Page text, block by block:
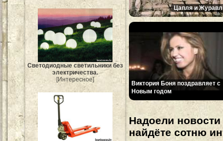
Светодиодные светильники без
электричества.
[Интересное]
Цапля и
Виктория Боня поздравляет с
Новым годом
Надоели
найдёте сотню